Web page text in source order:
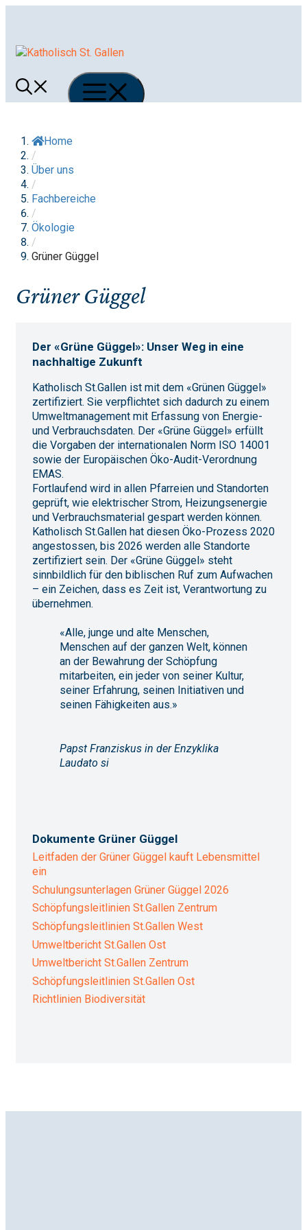
Menü
Home
/
Über uns
/
Fachbereiche
/
Ökologie
/
Grüner Güggel
Grüner Güggel
Der «Grüne Güggel»: Unser Weg in eine
nachhaltige Zukunft
Katholisch St.Gallen ist mit dem «Grünen Güggel»
zertifiziert. Sie verpflichtet sich dadurch zu einem
Umweltmanagement mit Erfassung von Energie-
und Verbrauchsdaten. Der «Grüne Güggel» erfüllt
die Vorgaben der internationalen Norm ISO 14001
sowie der Europäischen Öko-Audit-Verordnung
EMAS.
Fortlaufend wird in allen Pfarreien und Standorten
geprüft, wie elektrischer Strom, Heizungsenergie
und Verbrauchsmaterial gespart werden können.
Katholisch St.Gallen hat diesen Öko-Prozess 2020
angestossen, bis 2026 werden alle Standorte
zertifiziert sein. Der «Grüne Güggel» steht
sinnbildlich für den biblischen Ruf zum Aufwachen
– ein Zeichen, dass es Zeit ist, Verantwortung zu
übernehmen.
«Alle, junge und alte Menschen,
Menschen auf der ganzen Welt, können
an der Bewahrung der Schöpfung
mitarbeiten, ein jeder von seiner Kultur,
seiner Erfahrung, seinen Initiativen und
seinen Fähigkeiten aus.»
Papst Franziskus in der Enzyklika
Laudato si
Dokumente Grüner Güggel
Leitfaden der Grüner Güggel kauft Lebensmittel
ein
Schulungsunterlagen Grüner Güggel 2026
Schöpfungsleitlinien St.Gallen Zentrum
Schöpfungsleitlinien St.Gallen West
Umweltbericht St.Gallen Ost
Umweltbericht St.Gallen Zentrum
Schöpfungsleitlinien St.Gallen Ost
Richtlinien Biodiversität